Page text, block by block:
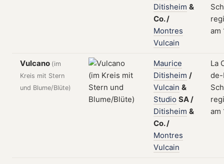
Ditisheim &
Co./
Montres
Vulcain
am
Vulcano (im
Kreis mit Stern
und Blume/Blüte)
Maurice
Ditisheim /
Vulcain &
Studio SA/
Ditisheim &
Co./
Montres
Vulcain
La
de-
am